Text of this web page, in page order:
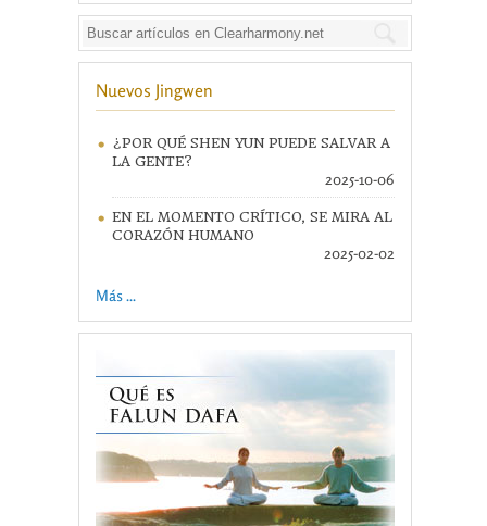
Nuevos Jingwen
¿POR QUÉ SHEN YUN PUEDE SALVAR A
LA GENTE?
2025-10-06
EN EL MOMENTO CRÍTICO, SE MIRA AL
CORAZÓN HUMANO
2025-02-02
Más ...